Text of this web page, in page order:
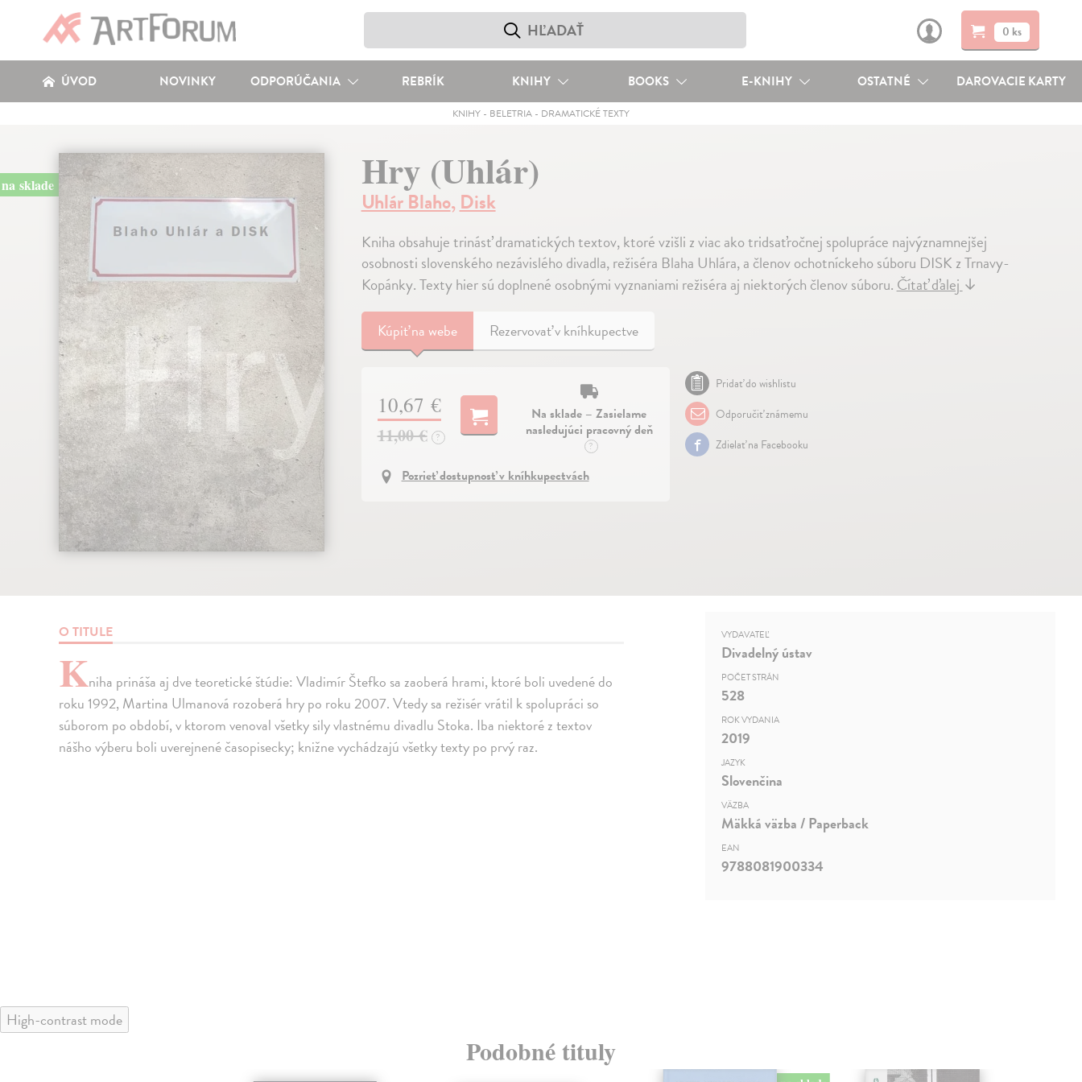
0 ks
ÚVOD NOVINKY ODPORÚČANIA REBRÍK KNIHY BOOKS E-KNIHY OSTATNÉ DAROVACIE KARTY
KNIHY- BELETRIA- DRAMATICKÉ TEXTY
na sklade Hry (Uhlár)
Uhlár Blaho,Disk
Kniha obsahuje trinásť dramatických textov, ktoré vzišli z viac ako tridsaťročnej spolupráce najvýznamnejšej
osobnosti slovenského nezávislého divadla, režiséra Blaha Uhlára, a členov ochotníckeho súboru DISK z Trnavy-
Kopánky. Texty hier sú doplnené osobnými vyznaniami režiséra aj niektorých členov súboru.Čítať ďalej↓
Kúpiťna webe Rezervovať v kníhkupectve
10,67 €
11,00 € ?
Na sklade – Zasielame
nasledujúci pracovný deň
?
Pozrieť dostupnosť v kníhkupectvách
Pridať do wishlistu
Odporučiť známemu
Zdielať na Facebooku
O TITULE
Kniha prináša aj dve teoretické štúdie: Vladimír Štefko sa zaoberá hrami, ktoré boli uvedené do
roku 1992, Martina Ulmanová rozoberá hry po roku 2007. Vtedy sa režisér vrátil k spolupráci so
súborom po období, v ktorom venoval všetky sily vlastnému divadlu Stoka. Iba niektoré z textov
nášho výberu boli uverejnené časopisecky; knižne vychádzajú všetky texty po prvý raz.
VYDAVATEĽ
Divadelný ústav
POČET STRÁN
528
ROK VYDANIA
2019
JAZYK
Slovenčina
VÄZBA
Mäkká väzba / Paperback
EAN
9788081900334
High-contrast mode
Podobné tituly